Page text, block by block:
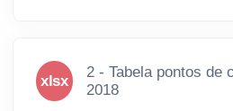
xlsx
2 - Tabela pontos de
2018